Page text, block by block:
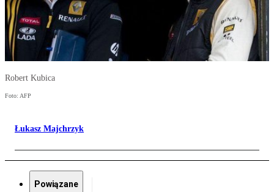
Robert Kubica
Foto: AFP
Łukasz Majchrzyk
Powiązane